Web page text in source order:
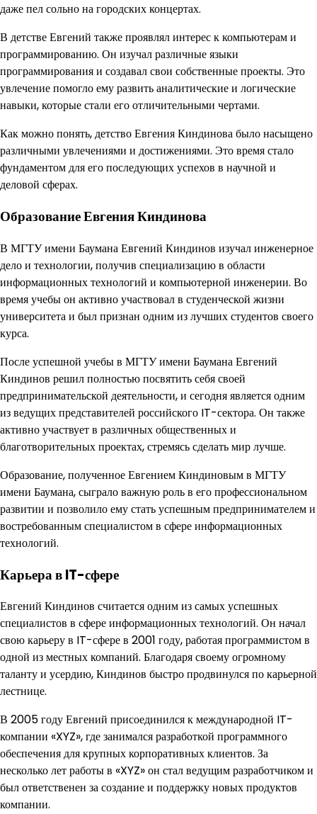
даже пел сольно на городских концертах.
В детстве Евгений также проявлял интерес к компьютерам и
программированию. Он изучал различные языки
программирования и создавал свои собственные проекты. Это
увлечение помогло ему развить аналитические и логические
навыки, которые стали его отличительными чертами.
Как можно понять, детство Евгения Киндинова было насыщено
различными увлечениями и достижениями. Это время стало
фундаментом для его последующих успехов в научной и
деловой сферах.
Образование Евгения Киндинова
В МГТУ имени Баумана Евгений Киндинов изучал инженерное
дело и технологии, получив специализацию в области
информационных технологий и компьютерной инженерии. Во
время учебы он активно участвовал в студенческой жизни
университета и был признан одним из лучших студентов своего
курса.
После успешной учебы в МГТУ имени Баумана Евгений
Киндинов решил полностью посвятить себя своей
предпринимательской деятельности, и сегодня является одним
из ведущих представителей российского IT-сектора. Он также
активно участвует в различных общественных и
благотворительных проектах, стремясь сделать мир лучше.
Образование, полученное Евгением Киндиновым в МГТУ
имени Баумана, сыграло важную роль в его профессиональном
развитии и позволило ему стать успешным предпринимателем и
востребованным специалистом в сфере информационных
технологий.
Карьера в IT-сфере
Евгений Киндинов считается одним из самых успешных
специалистов в сфере информационных технологий. Он начал
свою карьеру в IT-сфере в 2001 году, работая программистом в
одной из местных компаний. Благодаря своему огромному
таланту и усердию, Киндинов быстро продвинулся по карьерной
лестнице.
В 2005 году Евгений присоединился к международной IT-
компании «XYZ», где занимался разработкой программного
обеспечения для крупных корпоративных клиентов. За
несколько лет работы в «XYZ» он стал ведущим разработчиком и
был ответственен за создание и поддержку новых продуктов
компании.